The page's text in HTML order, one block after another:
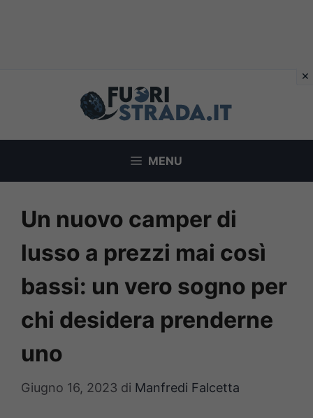
MENU
Un nuovo camper di
lusso a prezzi mai così
bassi: un vero sogno per
chi desidera prenderne
uno
Giugno 16, 2023 di Manfredi Falcetta